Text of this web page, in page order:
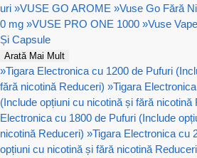
uri »VUSE GO AROME »Vuse Go Fără
0 mg »VUSE PRO ONE 1000 »Vuse
Și Capsule
Arată Mai Mult
»Tigara Electronica cu 1200 de Pufuri
fără nicotină Reduceri) »Tigara
(Include opțiuni cu nicotină și fără nicotină
Electronica cu 1800 de Pufuri (Include
nicotină Reduceri) »Tigara Electronica cu
opțiuni cu nicotină și fără nicotină